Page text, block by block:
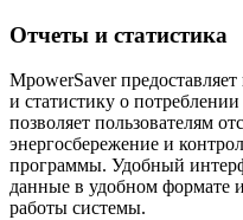
Отчеты и статистика
MpowerSaver
и статистику о
позволяет пользователям
энергосбережение и
программы. Удобный
данные в удобном формате
работы системы.